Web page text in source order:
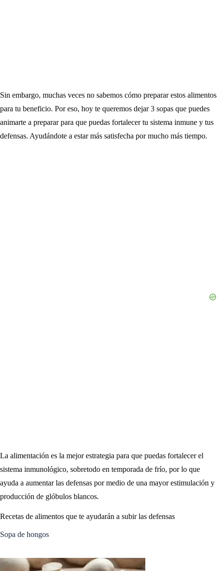
Sin embargo, muchas veces no sabemos cómo preparar estos alimentos
para tu beneficio. Por eso, hoy te queremos dejar 3 sopas que puedes
animarte a preparar para que puedas fortalecer tu sistema inmune y tus
defensas. Ayudándote a estar más satisfecha por mucho más tiempo.
La alimentación es la mejor estrategia para que puedas fortalecer el
sistema inmunológico, sobretodo en temporada de frío, por lo que
ayuda a aumentar las defensas por medio de una mayor estimulación y
producción de glóbulos blancos.
Recetas de alimentos que te ayudarán a subir las defensas
Sopa de hongos